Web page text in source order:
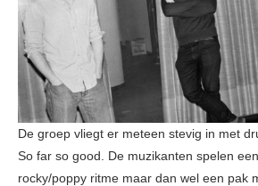
De groep vliegt er meteen stevig in met
So far so good. De muzikanten spelen
rocky/poppy ritme maar dan wel een pak